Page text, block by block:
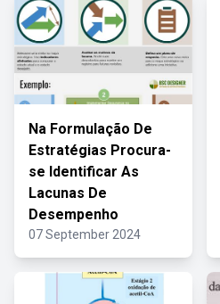
Na Formulação De
Estratégias Procura-
se Identificar As
Lacunas De
Desempenho
07 September 2024